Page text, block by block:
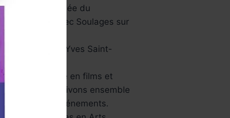
asiatiques , Musée du
Luxembourg avec Soulages sur
Aussi le musée Yves Saint-
Une année riche en films et
festivals, bref ,vivons ensemble
tous ces jolis événements.